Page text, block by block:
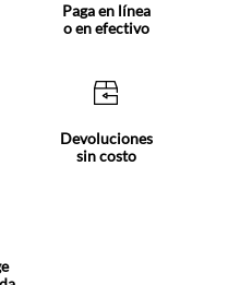
Paga en línea
o en efectivo
Devoluciones
sin costo